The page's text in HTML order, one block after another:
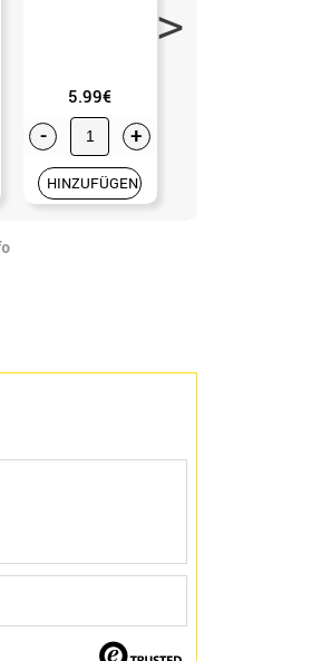
5.99€
- +
HINZUFÜGEN